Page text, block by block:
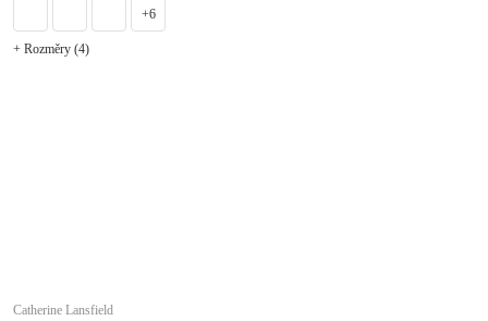
+6
+ Rozměry (4)
Catherine Lansfield